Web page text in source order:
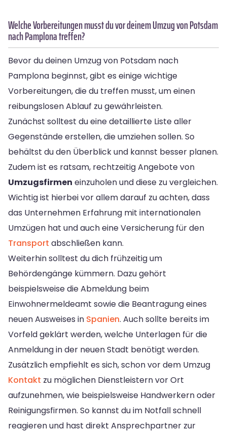
Welche Vorbereitungen musst du vor deinem Umzug von Potsdam
nach Pamplona treffen?
Bevor du deinen Umzug von Potsdam nach
Pamplona beginnst, gibt es einige wichtige
Vorbereitungen, die du treffen musst, um einen
reibungslosen Ablauf zu gewährleisten.
Zunächst solltest du eine detaillierte Liste aller
Gegenstände erstellen, die umziehen sollen. So
behältst du den Überblick und kannst besser planen.
Zudem ist es ratsam, rechtzeitig Angebote von
Umzugsfirmen einzuholen und diese zu vergleichen.
Wichtig ist hierbei vor allem darauf zu achten, dass
das Unternehmen Erfahrung mit internationalen
Umzügen hat und auch eine Versicherung für den
Transport abschließen kann.
Weiterhin solltest du dich frühzeitig um
Behördengänge kümmern. Dazu gehört
beispielsweise die Abmeldung beim
Einwohnermeldeamt sowie die Beantragung eines
neuen Ausweises in Spanien. Auch sollte bereits im
Vorfeld geklärt werden, welche Unterlagen für die
Anmeldung in der neuen Stadt benötigt werden.
Zusätzlich empfiehlt es sich, schon vor dem Umzug
Kontakt zu möglichen Dienstleistern vor Ort
aufzunehmen, wie beispielsweise Handwerkern oder
Reinigungsfirmen. So kannst du im Notfall schnell
reagieren und hast direkt Ansprechpartner zur